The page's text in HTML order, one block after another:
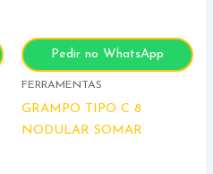
Pedir no WhatsApp
FERRAMENTAS
GRAMPO TIPO C 8
NODULAR SOMAR